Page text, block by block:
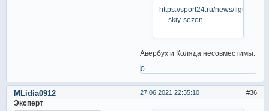
https://sport24.ru/news/
… skiy-sezon
Авербух и Коляда несовместимы.
0
36
27.06.2021 22:35:10
MLidia0912
Эксперт